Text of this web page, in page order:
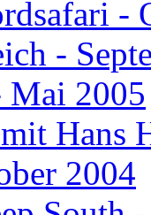
-
-
Mai 2005
Hans
2004